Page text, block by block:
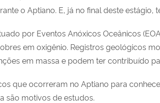
o Aptiano. E, já no final deste estágio,
por Eventos Anóxicos Oceânicos
em oxigênio. Registros geológicos
em massa e podem ter contribuído
que ocorreram no Aptiano para
são motivos de estudos.